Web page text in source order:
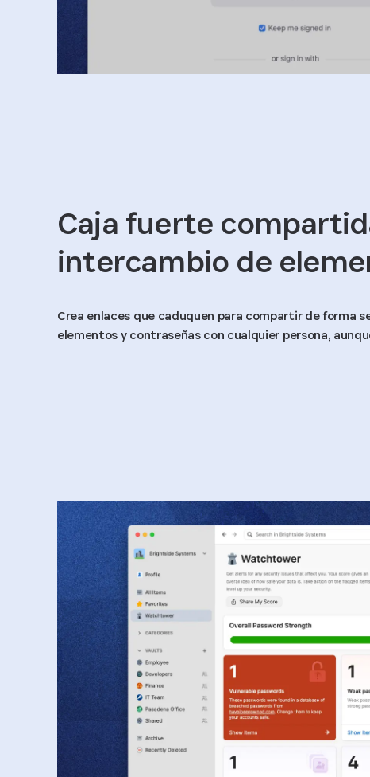
Caja fuerte
intercambio de
Crea enlaces que caduquen para compartir de forma
elementos y contraseñas con cualquier persona,